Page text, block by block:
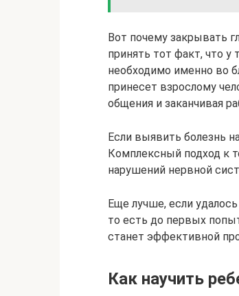
Вот почему закрывать
принять тот факт, что у
необходимо именно во
принесет взрослому
общения и заканчивая
Если выявить болезнь
Комплексный подход к
нарушений нервной
Еще лучше, если
то есть до первых
станет эффективной
Как научить